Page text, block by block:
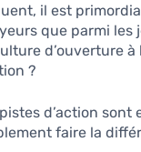
il est
que parmi les
d’ouverture à
?
d’action sont
faire la